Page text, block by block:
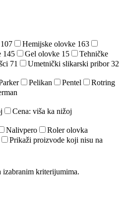
107 Hemijske olovke 163
145 Gel olovke 15
Tehničke
71 Umetnički slikarski pribor32
Pelikan Pentel
Rotring
Cena: viša ka nižoj
Nalivpero
Roler olovka
Prikaži proizvode koji nisu na
izabranim kriterijumima.